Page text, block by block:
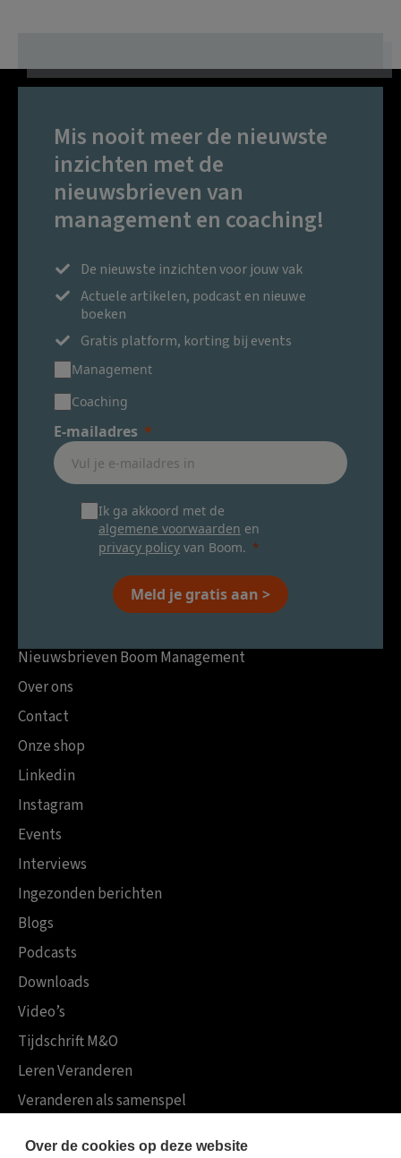
Mis nooit meer de nieuwste
inzichten met de
nieuwsbrieven van
management en coaching!
De nieuwste inzichten voor jouw vak
Actuele artikelen, podcast en nieuwe
boeken
Gratis platform, korting bij events
Management
Coaching
E-mailadres
Ik ga akkoord met de
algemene voorwaarden en
privacy policy van Boom.
Meld je gratis aan >
Nieuwsbrieven Boom Management
Over ons
Contact
Onze shop
Linkedin
Instagram
Events
Interviews
Ingezonden berichten
Blogs
Podcasts
Downloads
Video’s
Tijdschrift M&O
Leren Veranderen
Veranderen als samenspel
Over de cookies op deze website